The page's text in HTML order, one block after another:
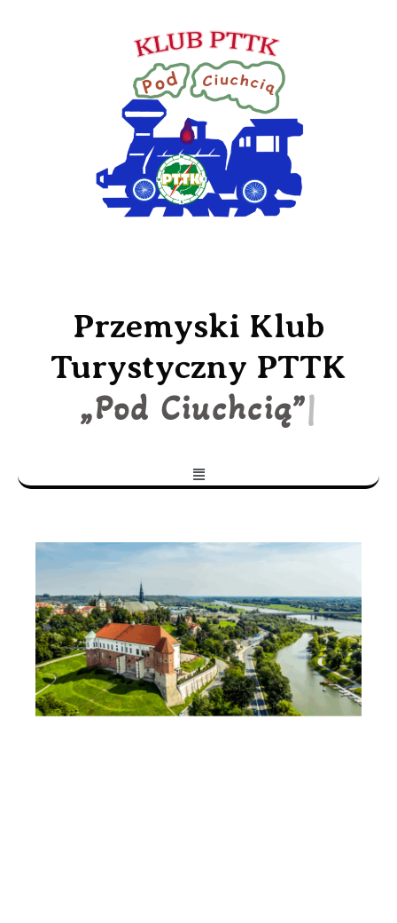
Przemyski Klub
Turystyczny PTTK
„Pod Ciuchcią”|